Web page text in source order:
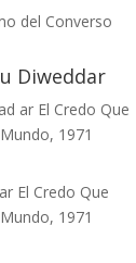
del Converso
Diweddar
ar El Credo Que
1971
ar El Credo Que
1971